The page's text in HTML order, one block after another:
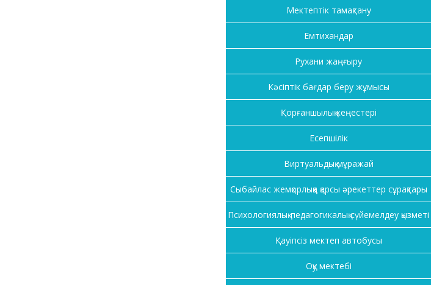
Мектептік тамақтану
Емтихандар
Рухани жаңғыру
Кәсіптік бағдар беру жұмысы
Қорғаншылық кеңестері
Есепшілік
Виртуальдық мұражай
Сыбайлас жемқорлыққа қарсы әрекеттер сұрақтары
Психологиялық-педагогикалық сүйемелдеу қызметі
Қауіпсіз мектеп автобусы
Оқу мектебі